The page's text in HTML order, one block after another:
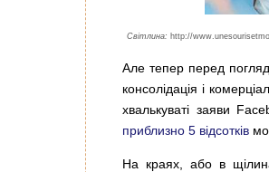
Світлина: http://
Але тепер перед
консолідація і
хвалькуваті заяви
приблизно 5 відсотків
На краях, або в